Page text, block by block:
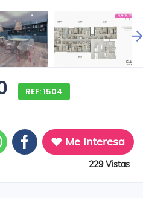
REF: 1504
Me Interesa
229 Vistas